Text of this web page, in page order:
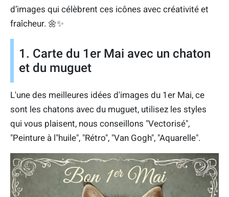
d’images qui célèbrent ces icônes avec créativité et
fraîcheur. 🌼✨
1. Carte du 1er Mai avec un chaton
et du muguet
L'une des meilleures idées d'images du 1er Mai, ce
sont les chatons avec du muguet, utilisez les styles
qui vous plaisent, nous conseillons "Vectorisé",
"Peinture à l"huile", "Rétro", "Van Gogh", "Aquarelle".